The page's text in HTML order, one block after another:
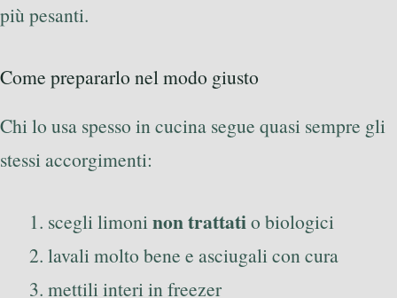
più pesanti.
Come prepararlo nel modo giusto
Chi lo usa spesso in cucina segue quasi sempre gli
stessi accorgimenti:
scegli limoninon trattatio biologici
lavali molto bene e asciugali con cura
mettili interi in freezer